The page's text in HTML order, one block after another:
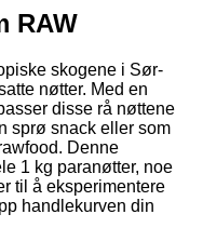
RAW
skogene i Sør-
nøtter. Med en
disse rå nøttene
sprø snack eller som
Denne
1 kg paranøtter, noe
til å eksperimentere
handlekurven din